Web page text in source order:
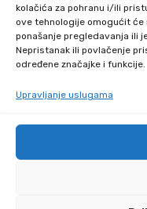
kolačića za pohranu i/ili
ove tehnologije omogućit će
ponašanje pregledavanja ili
Nepristanak ili povlačenje
određene značajke i funkcije.
Upravljanje uslugama
Industrijska
34000 Požega
© Copyright